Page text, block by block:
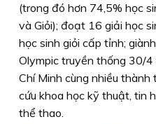
(trong đó hơn 74,5% học
và Giỏi); đoạt 16 giải học
học sinh giỏi cấp tỉnh;
Olympic truyền thống 30/
Chí Minh cùng nhiều
cứu khoa học kỹ thuật, tin
thể thao.